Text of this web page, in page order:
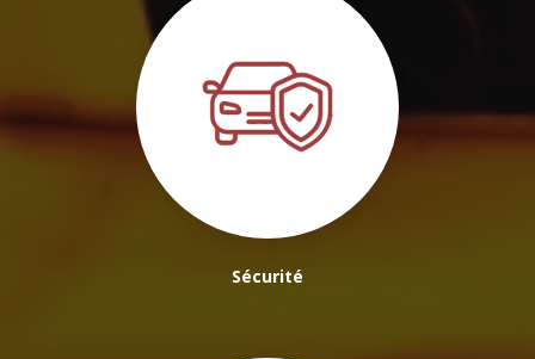
Sécurité